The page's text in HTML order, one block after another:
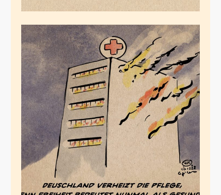
Pflegefreiheit, die wir
meinen
Oktober 6, 2022